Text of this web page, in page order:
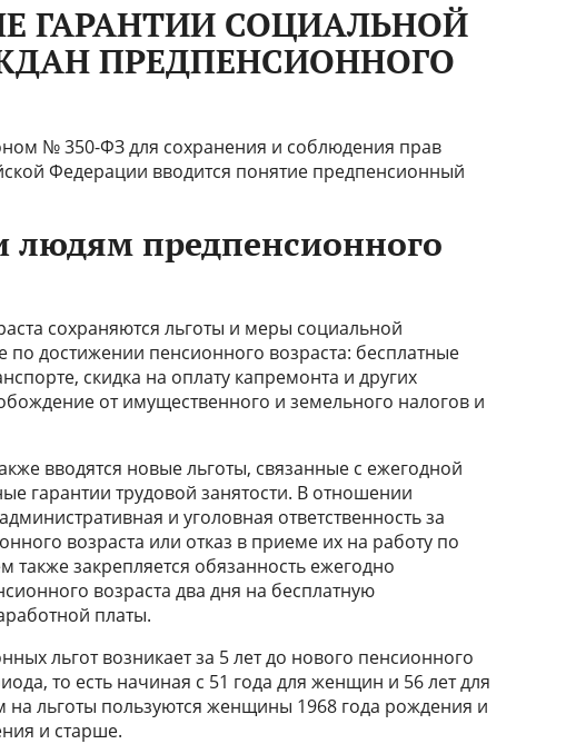
ГАРАНТИИ СОЦИАЛЬНОЙ
ПРЕДПЕНСИОННОГО
№ 350-ФЗ для сохранения и соблюдения прав
Федерации вводится понятие предпенсионный
людям предпенсионного
сохраняются льготы и меры социальной
достижении пенсионного возраста: бесплатные
скидка на оплату капремонта и других
от имущественного и земельного налогов и
вводятся новые льготы, связанные с ежегодной
гарантии трудовой занятости. В отношении
и уголовная ответственность за
возраста или отказ в приеме их на работу по
также закрепляется обязанность ежегодно
возраста два дня на бесплатную
платы.
льгот возникает за 5 лет до нового пенсионного
то есть начиная с 51 года для женщин и 56 лет для
на льготы пользуются женщины 1968 года рождения и
и старше.